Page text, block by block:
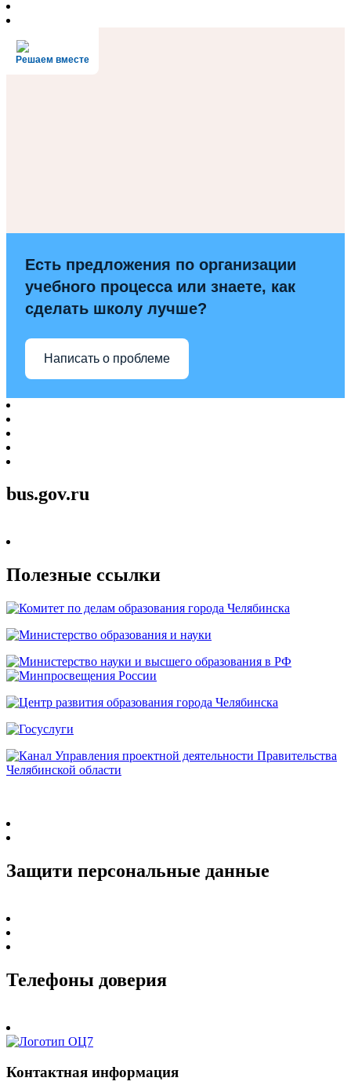
Решаем вместе
Есть предложения по организации
учебного процесса или знаете, как
сделать школу лучше?
Написать о проблеме
bus.gov.ru
Полезные ссылки
Защити персональные данные
Телефоны доверия
Контактная информация